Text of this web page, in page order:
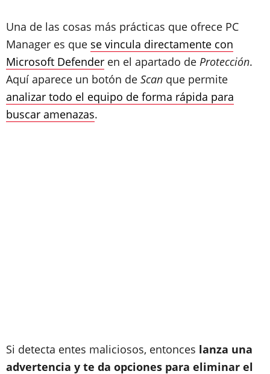
Una de las cosas más prácticas que ofrece PC
Manager es que se vincula directamente con
Microsoft Defender en el apartado de Protección.
Aquí aparece un botón de Scan que permite
analizar todo el equipo de forma rápida para
buscar amenazas.
Si detecta entes maliciosos, entonces lanza una
advertencia y te da opciones para eliminar el